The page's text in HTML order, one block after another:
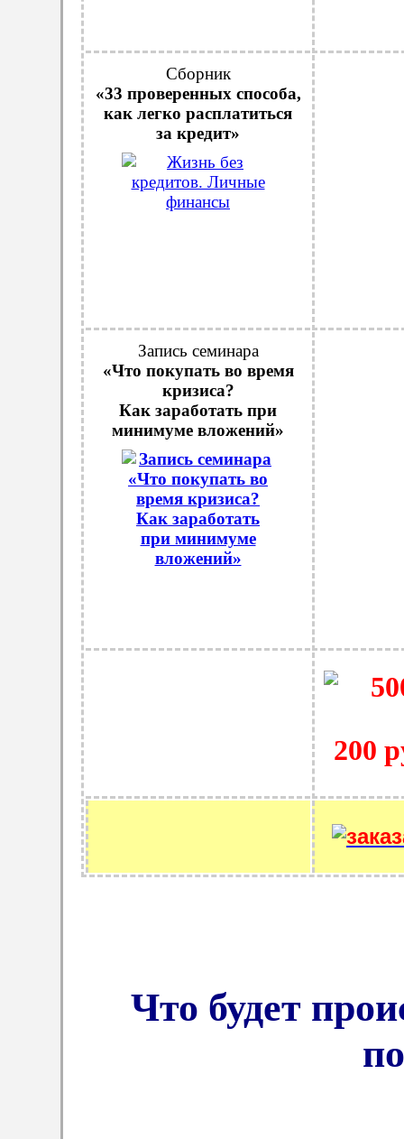
Сборник
«33 проверенных способа,
как легко расплатиться
за кредит»
Запись семинара
«Что покупать во время
кризиса?
Как заработать при
минимуме вложений»
200
Что будет